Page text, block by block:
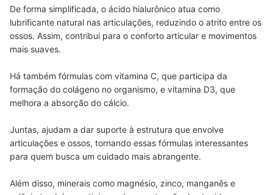
De forma simplificada, o ácido hialurônico atua como
lubrificante natural nas articulações, reduzindo o atrito entre os
ossos. Assim, contribui para o conforto articular e movimentos
mais suaves.
Há também fórmulas com vitamina C, que participa da
formação do colágeno no organismo, e vitamina D3, que
melhora a absorção do cálcio.
Juntas, ajudam a dar suporte à estrutura que envolve
articulações e ossos, tornando essas fórmulas interessantes
para quem busca um cuidado mais abrangente.
Além disso, minerais como magnésio, zinco, manganês e